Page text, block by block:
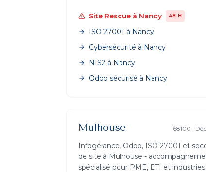
Site Rescue à Nancy 48 H
ISO 27001 à Nancy
Cybersécurité à Nancy
NIS2 à Nancy
Odoo sécurisé à Nancy
Mulhouse 68100 ·
Infogérance, Odoo, ISO 27001 et
de site à Mulhouse -
spécialisé pour PME, ETI et